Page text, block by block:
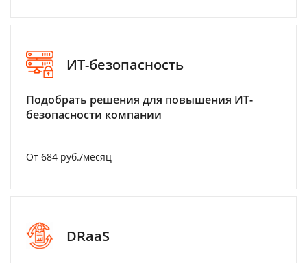
ИТ-безопасность
Подобрать решения для повышения ИТ-
безопасности компании
От 684 руб./месяц
DRaaS